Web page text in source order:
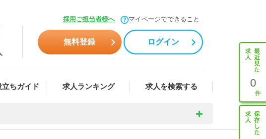
採用ご担当者様へ マイページでできること
無料登録 ログイン
ちガイド 求人ランキング 求人を検索する 0